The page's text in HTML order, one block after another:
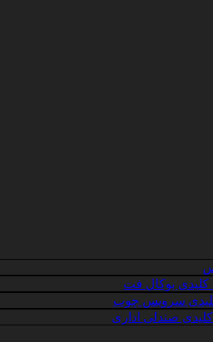
کلیدی بوکال فت
کلیدی سرویس چوب
صندلی اداری